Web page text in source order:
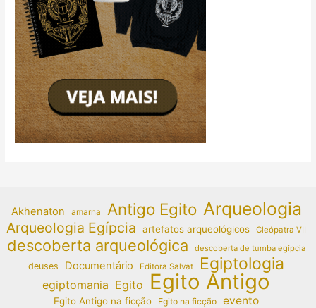
Akhenaton amarna Antigo Egito Arqueologia
Arqueologia Egípcia artefatos arqueológicos Cleópatra VII
descoberta arqueológica descoberta de tumba egípcia
deuses Documentário Editora Salvat Egiptologia
egiptomania Egito Egito Antigo
Egito Antigo na ficção Egito na ficção evento